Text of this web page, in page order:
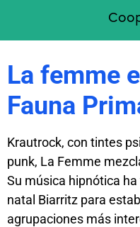
La femme
Fauna
Krautrock, con tintes
punk, La Femme
Su música hipnótica
natal Biarritz para
agrupaciones más